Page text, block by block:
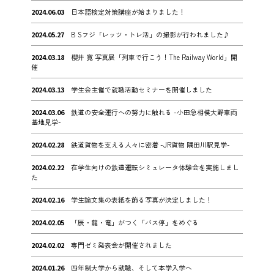
2024.06.03 日本語検定対策講座が始まりました！
2024.05.27 B Sフジ「レッツ・トレ活」の撮影が行われました♪
2024.03.18
櫻井 寛 写真展「列車で行こう！The Railway World」開
催
2024.03.13 学生会主催で就職活動セミナーを開催しました
2024.03.06
鉄道の安全運行への努力に触れる -小田急相模大野車両
基地見学-
2024.02.28 鉄道貨物を支える人々に密着 -JR貨物 隅田川駅見学-
2024.02.22
在学生向けの鉄道運転シミュレータ体験会を実施しまし
た
2024.02.16 学生論文集の表紙を飾る写真が決定しました！
2024.02.05 「辰・龍・竜」がつく「バス停」をめぐる
2024.02.02 専門ゼミ発表会が開催されました
2024.01.26 四年制大学から就職、そして本学入学へ